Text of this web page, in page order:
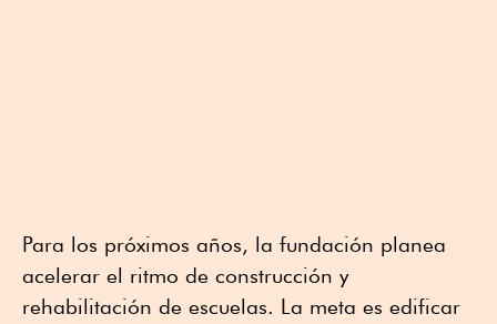
Para los próximos años, la fundación planea
acelerar el ritmo de construcción y
rehabilitación de escuelas. La meta es edificar